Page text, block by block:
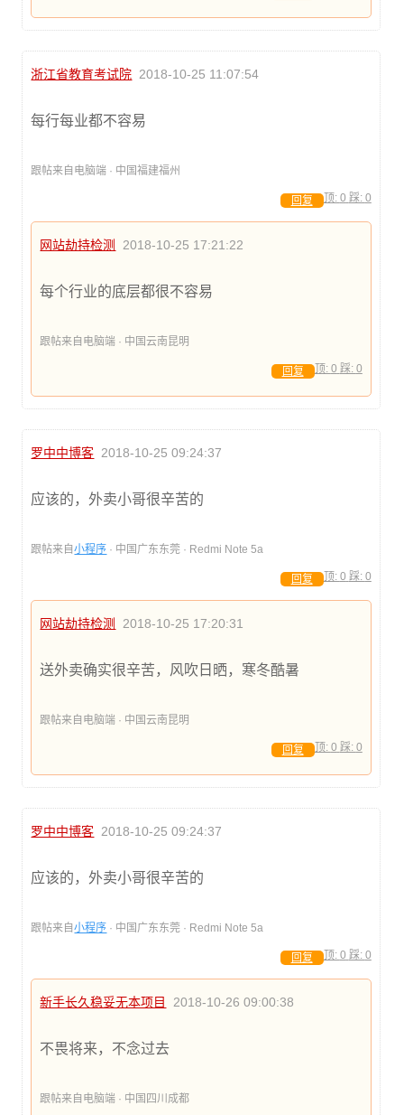
浙江省教育考试院 2018-10-25 11:07:54
每行每业都不容易
跟帖来自电脑端 · 中国福建福州
顶: 0 踩: 0
回复
网站劫持检测 2018-10-25 17:21:22
每个行业的底层都很不容易
跟帖来自电脑端 · 中国云南昆明
顶: 0 踩: 0
回复
罗中中博客 2018-10-25 09:24:37
应该的，外卖小哥很辛苦的
跟帖来自小程序 · 中国广东东莞 · Redmi Note 5a
顶: 0 踩: 0
回复
网站劫持检测 2018-10-25 17:20:31
送外卖确实很辛苦，风吹日晒，寒冬酷暑
跟帖来自电脑端 · 中国云南昆明
顶: 0 踩: 0
回复
罗中中博客 2018-10-25 09:24:37
应该的，外卖小哥很辛苦的
跟帖来自小程序 · 中国广东东莞 · Redmi Note 5a
顶: 0 踩: 0
回复
新手长久稳妥无本项目 2018-10-26 09:00:38
不畏将来，不念过去
跟帖来自电脑端 · 中国四川成都